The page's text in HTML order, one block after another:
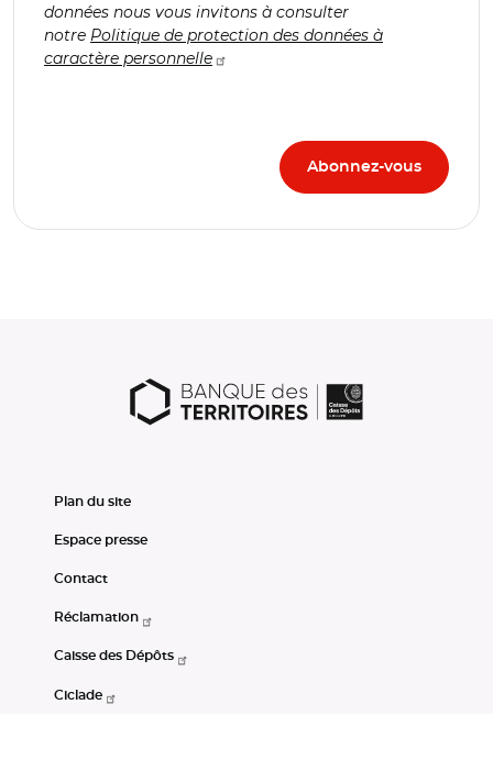
données nous vous invitons à consulter
notre Politique de protection des données à
caractère personnelle
Plan du site
Espace presse
Contact
Réclamation
Caisse des Dépôts
Ciclade